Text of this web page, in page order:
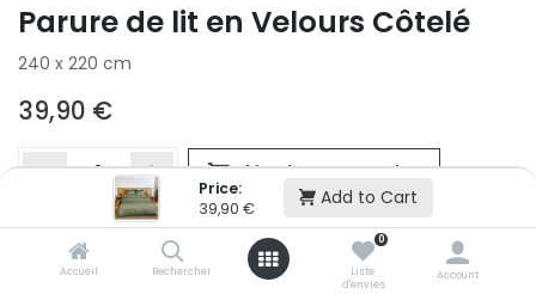
Price:
39,90 € Add to Cart
Accueil Rechercher
0
Liste
d'envies
Account
Parure de lit en Velours Côtelé
240 x 220 cm
39,90 €
Ajouter au panier
Ajouter à la liste d'envie
Si vous ne pouvez pas ajouter cet article dans votre panier